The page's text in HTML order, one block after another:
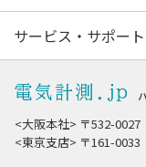
サービス・サポート
<大阪本社> 〒532-
<東京支店> 〒161-